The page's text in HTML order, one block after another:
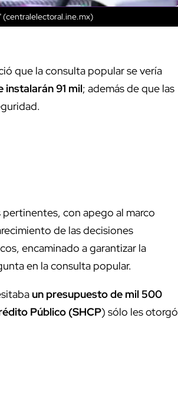
(centralelectoral.ine.mx)
que la consulta popular se vería
instalarán 91 mil; además de que las
pertinentes, con apego al marco
de las decisiones
encaminado a garantizar la
en la consulta popular.
un presupuesto de mil 500
Público (SHCP) sólo les otorgó